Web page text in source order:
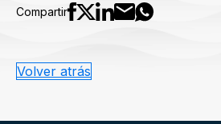
Compartir
Volver atrás